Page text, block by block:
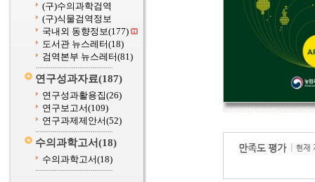
(구)수의과학검역
(구)식물검역정보
국내외 동향정보(177)
도서관 뉴스레터(18)
검역본부 뉴스레터(81)
연구성과자료(187)
연구성과활용집(26)
연구보고서(109)
연구과제제안서(52)
수의과학고서(18)
수의과학고서(18)